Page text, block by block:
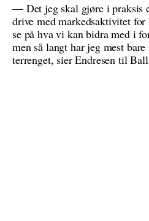
— Det jeg skal gjøre i praksis
drive med markedsaktivitet
se på hva vi kan bidra med i
men så langt har jeg mest
terrenget, sier Endresen til